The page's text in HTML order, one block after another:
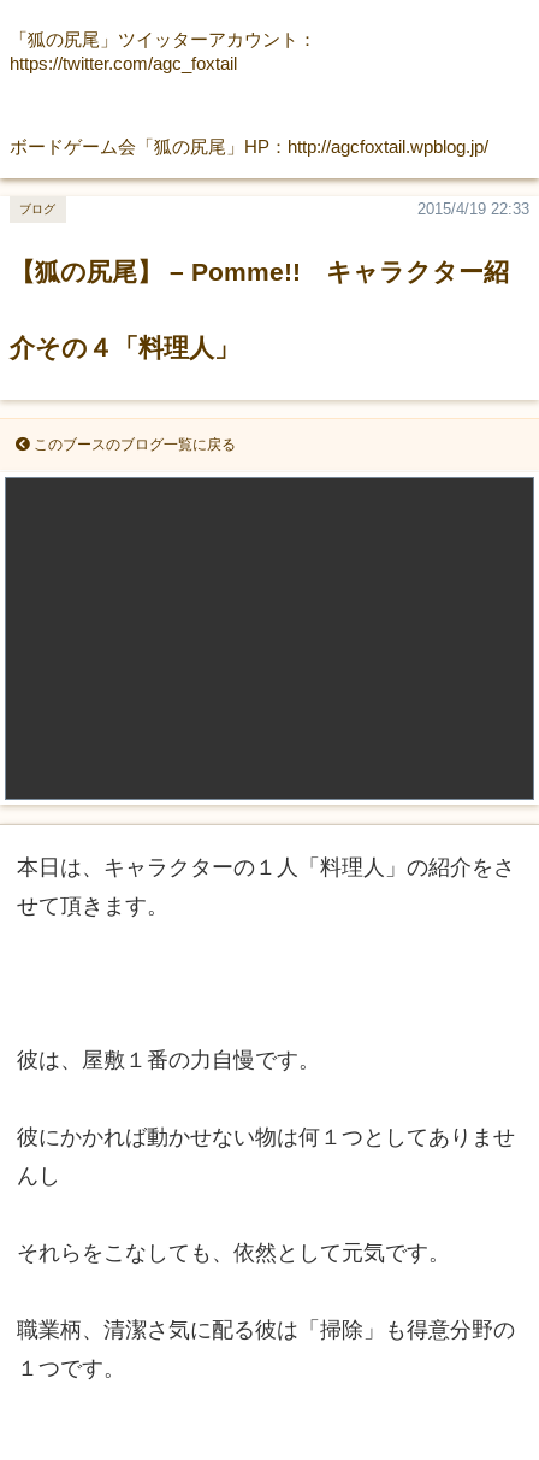
「狐の尻尾」ツイッターアカウント：
https://twitter.com/agc_foxtail
ボードゲーム会「狐の尻尾」HP：http://agcfoxtail.wpblog.jp/
【狐の尻尾】 – Pomme!! キャラクター紹
介その４「料理人」
2015/4/19 22:33
ブログ
このブースのブログ一覧に戻る
本日は、キャラクターの１人「料理人」の紹介をさ
せて頂きます。
彼は、屋敷１番の力自慢です。
彼にかかれば動かせない物は何１つとしてありませ
んし
それらをこなしても、依然として元気です。
職業柄、清潔さ気に配る彼は「掃除」も得意分野の
１つです。